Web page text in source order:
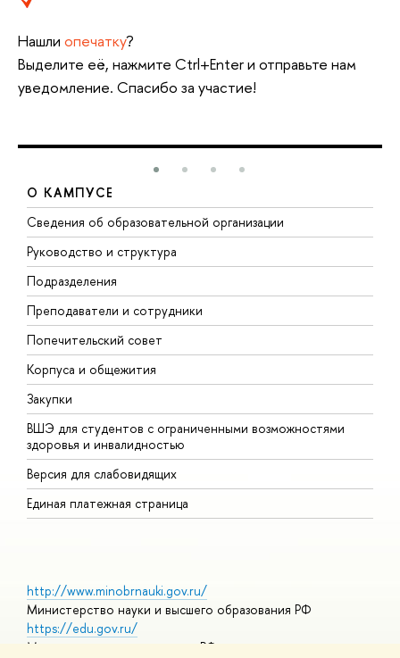
Нашли опечатку?
Выделите её, нажмите Ctrl+Enter и отправьте нам
уведомление. Спасибо за участие!
О КАМПУСЕ
Сведения об образовательной организации
Руководство и структура
Подразделения
Преподаватели и сотрудники
Попечительский совет
Корпуса и общежития
Закупки
ВШЭ для студентов с ограниченными возможностями
здоровья и инвалидностью
Версия для слабовидящих
Единая платежная страница
http://www.minobrnauki.gov.ru/
Министерство науки и высшего образования РФ
https://edu.gov.ru/
Министерство просвещения РФ